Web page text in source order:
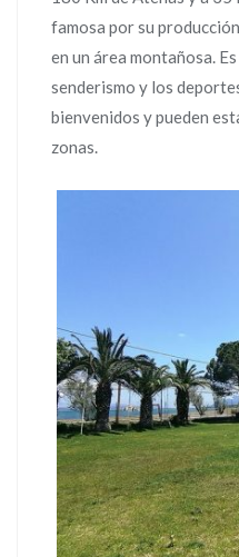
famosa por su
en un área montañosa.
senderismo y los
bienvenidos y pueden
zonas.